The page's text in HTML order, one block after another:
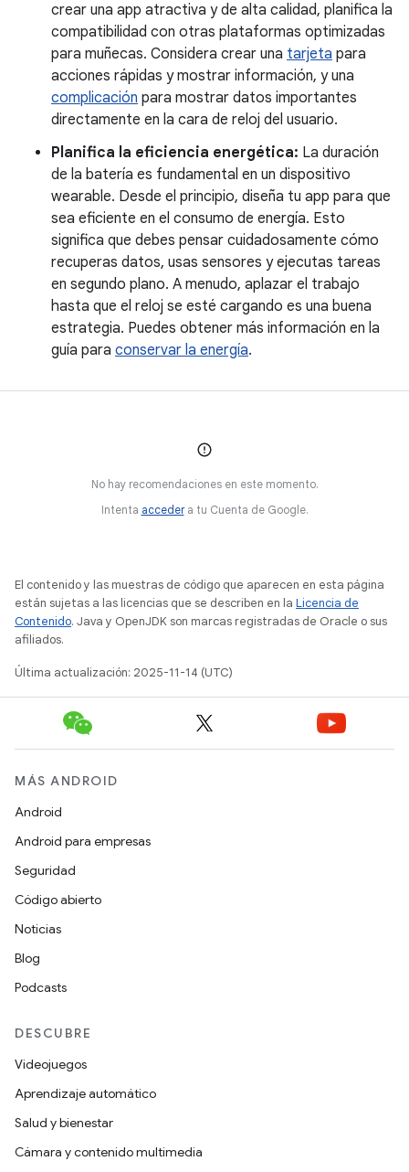
crear una app atractiva y de alta calidad, planifica la
compatibilidad con otras plataformas optimizadas
para muñecas. Considera crear una tarjeta para
acciones rápidas y mostrar información, y una
complicación para mostrar datos importantes
directamente en la cara de reloj del usuario.
Planifica la eficiencia energética: La duración
de la batería es fundamental en un dispositivo
wearable. Desde el principio, diseña tu app para que
sea eficiente en el consumo de energía. Esto
significa que debes pensar cuidadosamente cómo
recuperas datos, usas sensores y ejecutas tareas
en segundo plano. A menudo, aplazar el trabajo
hasta que el reloj se esté cargando es una buena
estrategia. Puedes obtener más información en la
guía para conservar la energía.
No hay recomendaciones en este momento.
Intenta accedera tu Cuenta de Google.
El contenido y las muestras de código que aparecen en esta página
están sujetas a las licencias que se describen en la Licencia de
Contenido. Java y OpenJDK son marcas registradas de Oracle o sus
afiliados.
Última actualización: 2025-11-14 (UTC)
MÁS ANDROID
Android
Android para empresas
Seguridad
Código abierto
Noticias
Blog
Podcasts
DESCUBRE
Videojuegos
Aprendizaje automático
Salud y bienestar
Cámara y contenido multimedia